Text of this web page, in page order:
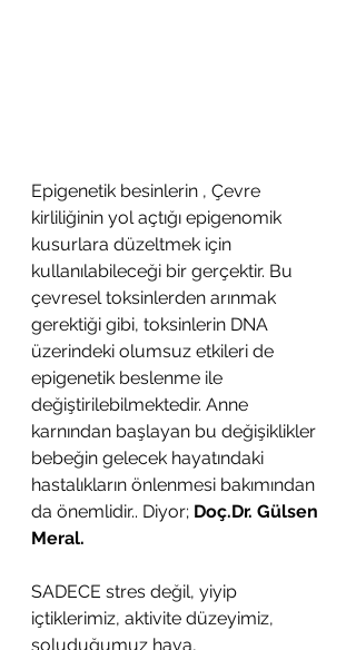
Epigenetik besinlerin , Çevre
kirliliğinin yol açtığı epigenomik
kusurlara düzeltmek için
kullanılabileceği bir gerçektir. Bu
çevresel toksinlerden arınmak
gerektiği gibi, toksinlerin DNA
üzerindeki olumsuz etkileri de
epigenetik beslenme ile
değiştirilebilmektedir. Anne
karnından başlayan bu değişiklikler
bebeğin gelecek hayatındaki
hastalıkların önlenmesi bakımından
da önemlidir.. Diyor; Doç.Dr. Gülsen
Meral.
SADECE stres değil, yiyip
içtiklerimiz, aktivite düzeyimiz,
soluduğumuz hava,